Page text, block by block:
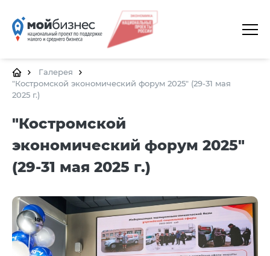
ГЛАВНАЯ
ЦЕНТРЫ
КАЛЕНДАРЬ МЕРОПРИЯТИЙ
ДОКУМЕНТЫ
ПОЛЕЗНЫЕ ССЫЛКИ
КОНТАКТЫ
Галерея
"Костромской экономический форум 2025" (29-31 мая
2025 г.)
"Костромской
экономический форум 2025"
(29-31 мая 2025 г.)